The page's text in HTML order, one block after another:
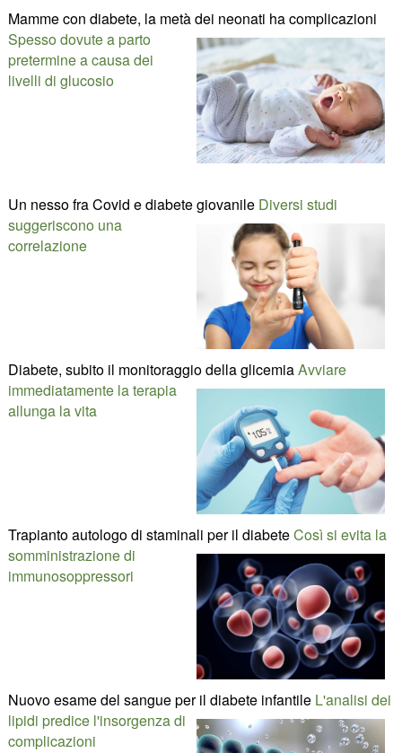
Mamme con diabete, la metà dei neonati ha complicazioni
Spesso dovute a parto
pretermine a causa dei
livelli di glucosio
Un nesso fra Covid e diabete giovanile Diversi studi
suggeriscono una
correlazione
Diabete, subito il monitoraggio della glicemiaAvviare
immediatamente la terapia
allunga la vita
Trapianto autologo di staminali per il diabeteCosì si evita la
somministrazione di
immunosoppressori
Nuovo esame del sangue per il diabete infantile L'analisi dei
lipidi predice l'insorgenza di
complicazioni